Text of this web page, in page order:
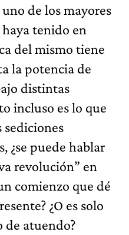
de los mayores
tenido en
del mismo tiene
la potencia de
distintas
incluso es lo que
sediciones
¿se puede hablar
revolución” en
comienzo que dé
¿O es solo
de atuendo?